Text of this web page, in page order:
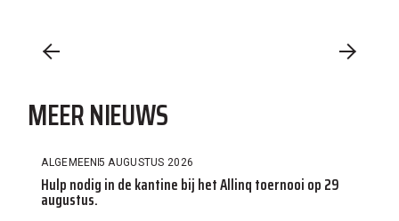
MEER NIEUWS
ALGEMEEN5 AUGUSTUS 2026
Hulp nodig in de kantine bij het Allinq toernooi op 29
augustus.